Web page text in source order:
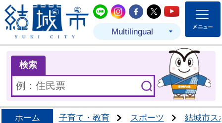
結城市公式LINE
結城市公式Instagram
結城市公式
結城市公式
結城市
Multilingual
検索
ホーム 子育て・教育 スポーツ 結城市ス